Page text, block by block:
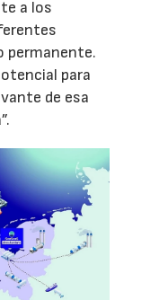
a los
permanente.
para
de esa